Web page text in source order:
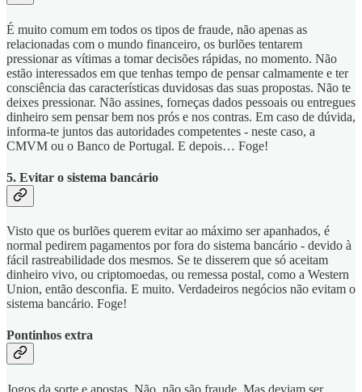
É muito comum em todos os tipos de fraude, não apenas as
relacionadas com o mundo financeiro, os burlões tentarem
pressionar as vítimas a tomar decisões rápidas, no momento. Não
estão interessados em que tenhas tempo de pensar calmamente e ter
consciência das características duvidosas das suas propostas. Não te
deixes pressionar. Não assines, forneças dados pessoais ou entregues
dinheiro sem pensar bem nos prós e nos contras. Em caso de dúvida,
informa-te juntos das autoridades competentes - neste caso, a
CMVM ou o Banco de Portugal. E depois… Foge!
5. Evitar o sistema bancário
Visto que os burlões querem evitar ao máximo ser apanhados, é
normal pedirem pagamentos por fora do sistema bancário - devido à
fácil rastreabilidade dos mesmos. Se te disserem que só aceitam
dinheiro vivo, ou criptomoedas, ou remessa postal, como a Western
Union, então desconfia. E muito. Verdadeiros negócios não evitam o
sistema bancário. Foge!
Pontinhos extra
Jogos da sorte e apostas. Não, não são fraude. Mas deviam ser